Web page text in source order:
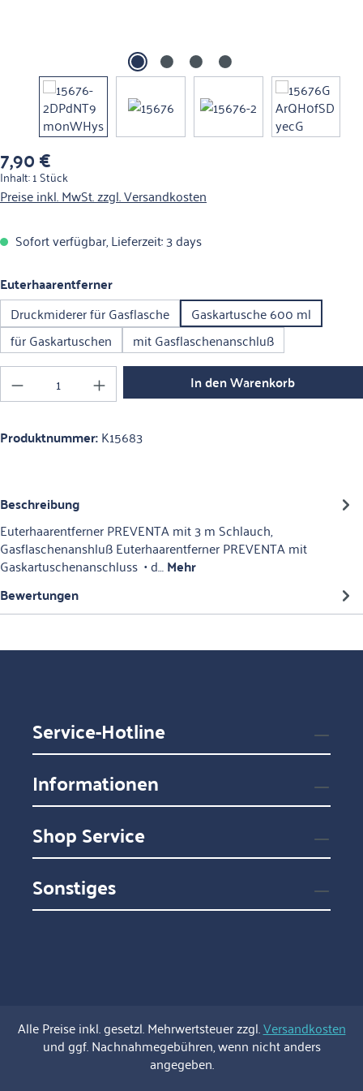
Regulärer Preis:
7,90 €
Inhalt:1 Stück
Preise inkl. MwSt. zzgl. Versandkosten
Sofort verfügbar, Lieferzeit: 3 days
Euterhaarentfernerauswählen
Druckmiderer für Gasflasche
Gaskartusche 600 ml
für Gaskartuschen
mit Gasflaschenanschluß
Produkt Anzahl: Gib den gewünschten Wert
In den Warenkorb
Produktnummer:K15683
Beschreibung
Euterhaarentferner PREVENTA mit 3 m Schlauch,
Gasflaschenanshluß Euterhaarentferner PREVENTA mit
Gaskartuschenanschluss • d…Mehr
Bewertungen
Service-Hotline
Informationen
Shop Service
Sonstiges
Alle Preise inkl. gesetzl. Mehrwertsteuer zzgl.Versandkosten
und ggf. Nachnahmegebühren, wenn nicht anders
angegeben.